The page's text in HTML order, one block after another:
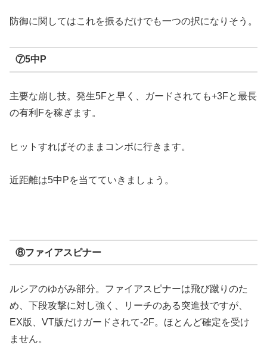
防御に関してはこれを振るだけでも一つの択になりそう。
⑦5中P
主要な崩し技。発生5Fと早く、ガードされても+3Fと最長
の有利Fを稼ぎます。
ヒットすればそのままコンボに行きます。
近距離は5中Pを当てていきましょう。
⑧ファイアスピナー
ルシアのゆがみ部分。ファイアスピナーは飛び蹴りのた
め、下段攻撃に対し強く、リーチのある突進技ですが、
EX版、VT版だけガードされて-2F。ほとんど確定を受け
ません。